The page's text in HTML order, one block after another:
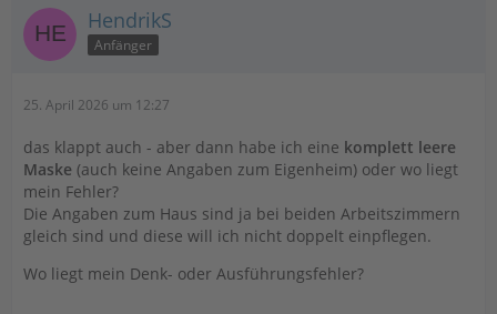
HendrikS
Anfänger
25. April 2026 um 12:27
das klappt auch - aber dann habe ich eine komplett leere
Maske (auch keine Angaben zum Eigenheim) oder wo liegt
mein Fehler?
Die Angaben zum Haus sind ja bei beiden Arbeitszimmern
gleich sind und diese will ich nicht doppelt einpflegen.
Wo liegt mein Denk- oder Ausführungsfehler?